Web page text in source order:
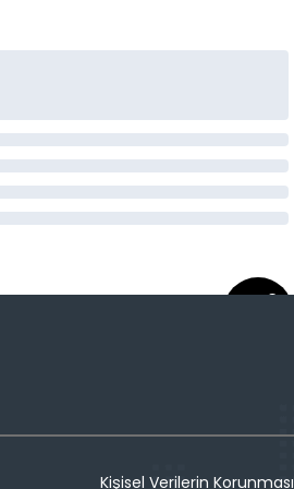
Kişisel Verilerin Korunması